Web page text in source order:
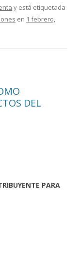
y está etiquetada
en 1 febrero,
DEL
PARA